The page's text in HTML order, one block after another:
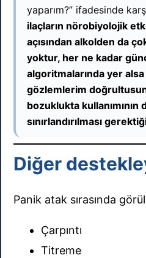
yaparım?” ifadesinde
ilaçların nörobiyolojik
açısından alkolden da
yoktur, her ne kadar
algoritmalarında yer
gözlemlerim
bozuklukta kullanımının
sınırlandırılması
Diğer
Panik atak sırasında
Çarpıntı
Titreme